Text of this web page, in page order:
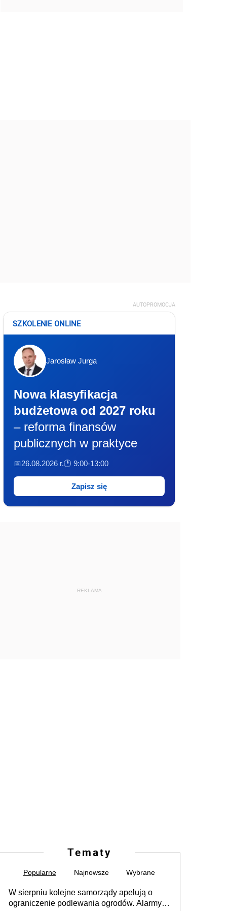
AUTOPROMOCJA
SZKOLENIE ONLINE
Jarosław Jurga
Nowa klasyfikacja
budżetowa od 2027 roku
– reforma finansów
publicznych w praktyce
📅26.08.2026 r.🕐 9:00-13:00
Zapisz się
REKLAMA
Tematy
Popularne Najnowsze Wybrane
W sierpniu kolejne samorządy apelują o
ograniczenie podlewania ogrodów. Alarmy w